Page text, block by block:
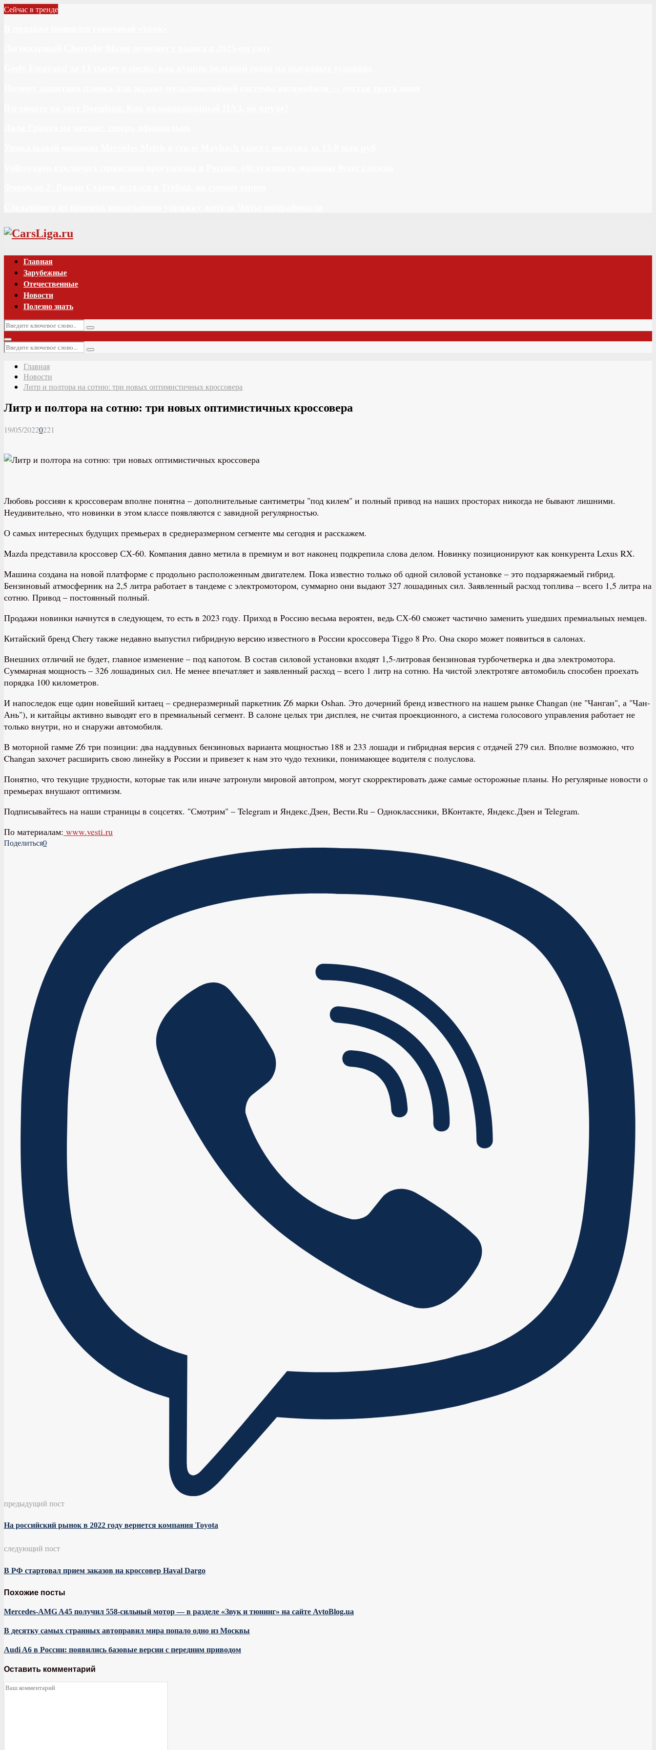
Сейчас в тренде
Vk
Главная
Зарубежные
Отечественные
Новости
Полезно знать
Искать:
Поиск
Основное
меню
Искать:
Поиск
Главная
Новости
Литр и полтора на сотню: три новых оптимистичных кроссовера
Литр и полтора на сотню: три новых оптимистичных кроссовера
19/05/20220221
Любовь россиян к кроссоверам вполне понятна – дополнительные сантиметры "под килем" и полный привод на наших просторах никогда не бывают лишними.
Неудивительно, что новинки в этом классе появляются с завидной регулярностью.
О самых интересных будущих премьерах в среднеразмерном сегменте мы сегодня и расскажем.
Mazda представила кроссовер СХ-60. Компания давно метила в премиум и вот наконец подкрепила слова делом. Новинку позиционируют как конкурента Lexus RX.
Машина создана на новой платформе с продольно расположенным двигателем. Пока известно только об одной силовой установке – это подзаряжаемый гибрид.
Бензиновый атмосферник на 2,5 литра работает в тандеме с электромотором, суммарно они выдают 327 лошадиных сил. Заявленный расход топлива – всего 1,5 литра на
сотню. Привод – постоянный полный.
Продажи новинки начнутся в следующем, то есть в 2023 году. Приход в Россию весьма вероятен, ведь СХ-60 сможет частично заменить ушедших премиальных немцев.
Китайский бренд Chery также недавно выпустил гибридную версию известного в России кроссовера Tiggo 8 Pro. Она скоро может появиться в салонах.
Внешних отличий не будет, главное изменение – под капотом. В состав силовой установки входят 1,5-литровая бензиновая турбочетверка и два электромотора.
Суммарная мощность – 326 лошадиных сил. Не менее впечатляет и заявленный расход – всего 1 литр на сотню. На чистой электротяге автомобиль способен проехать
порядка 100 километров.
И напоследок еще один новейший китаец – среднеразмерный паркетник Z6 марки Oshan. Это дочерний бренд известного на нашем рынке Changan (не "Чанган", а "Чан-
Ань"), и китайцы активно выводят его в премиальный сегмент. В салоне целых три дисплея, не считая проекционного, а система голосового управления работает не
только внутри, но и снаружи автомобиля.
В моторной гамме Z6 три позиции: два наддувных бензиновых варианта мощностью 188 и 233 лошади и гибридная версия с отдачей 279 сил. Вполне возможно, что
Changan захочет расширить свою линейку в России и привезет к нам это чудо техники, понимающее водителя с полуслова.
Понятно, что текущие трудности, которые так или иначе затронули мировой автопром, могут скорректировать даже самые осторожные планы. Но регулярные новости о
премьерах внушают оптимизм.
Подписывайтесь на наши страницы в соцсетях. "Смотрим" – Telegram и Яндекс.Дзен, Вести.Ru – Одноклассники, ВКонтакте, Яндекс.Дзен и Telegram.
По материалам: www.vesti.ru
Поделиться0
предыдущий пост
На российский рынок в 2022 году вернется компания Toyota
следующий пост
В РФ стартовал прием заказов на кроссовер Haval Dargo
Похожие посты
Mercedes-AMG A45 получил 558-сильный мотор — в разделе «Звук и тюнинг» на сайте AvtoBlog.ua
В десятку самых странных автоправил мира попало одно из Москвы
Audi A6 в России: появились базовые версии с передним приводом
Оставить комментарий